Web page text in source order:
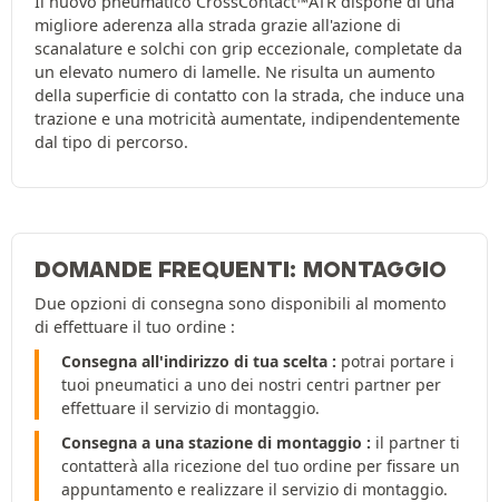
migliore aderenza alla strada grazie all'azione di
scanalature e solchi con grip eccezionale, completate da
un elevato numero di lamelle. Ne risulta un aumento
della superficie di contatto con la strada, che induce una
trazione e una motricità aumentate, indipendentemente
dal tipo di percorso.
DOMANDE FREQUENTI: MONTAGGIO
Due opzioni di consegna sono disponibili al momento
di effettuare il tuo ordine :
Consegna all'indirizzo di tua scelta : potrai portare i
tuoi pneumatici a uno dei nostri centri partner per
effettuare il servizio di montaggio.
Consegna a una stazione di montaggio : il partner ti
contatterà alla ricezione del tuo ordine per fissare un
appuntamento e realizzare il servizio di montaggio.